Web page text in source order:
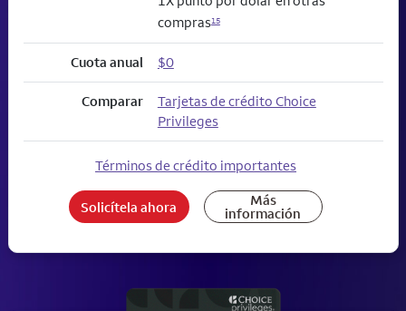
compras15
Cuota anual $0
Comparar
Tarjetas de crédito Choice
Privileges
Términos de crédito importantes
Solicítela ahora Más
información